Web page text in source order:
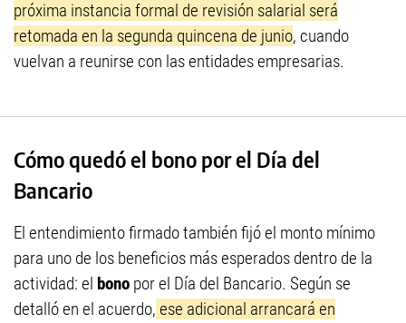
próxima instancia formal de revisión salarial será
retomada en la segunda quincena de junio, cuando
vuelvan a reunirse con las entidades empresarias.
Cómo quedó el bono por el Día del
Bancario
El entendimiento firmado también fijó el monto mínimo
para uno de los beneficios más esperados dentro de la
actividad: el bono por el Día del Bancario. Según se
detalló en el acuerdo, ese adicional arrancará en